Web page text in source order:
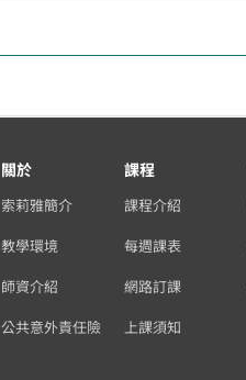
關於
索莉雅簡介
教學環境
師資介紹
公共意外責任險
課程
課程介紹
每週課表
網路訂課
上課須知